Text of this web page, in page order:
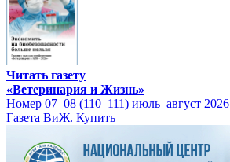
Читать газету
«Ветеринария и Жизнь»
Номер 07–08 (110–111) июль–август 2026
Газета ВиЖ. Купить